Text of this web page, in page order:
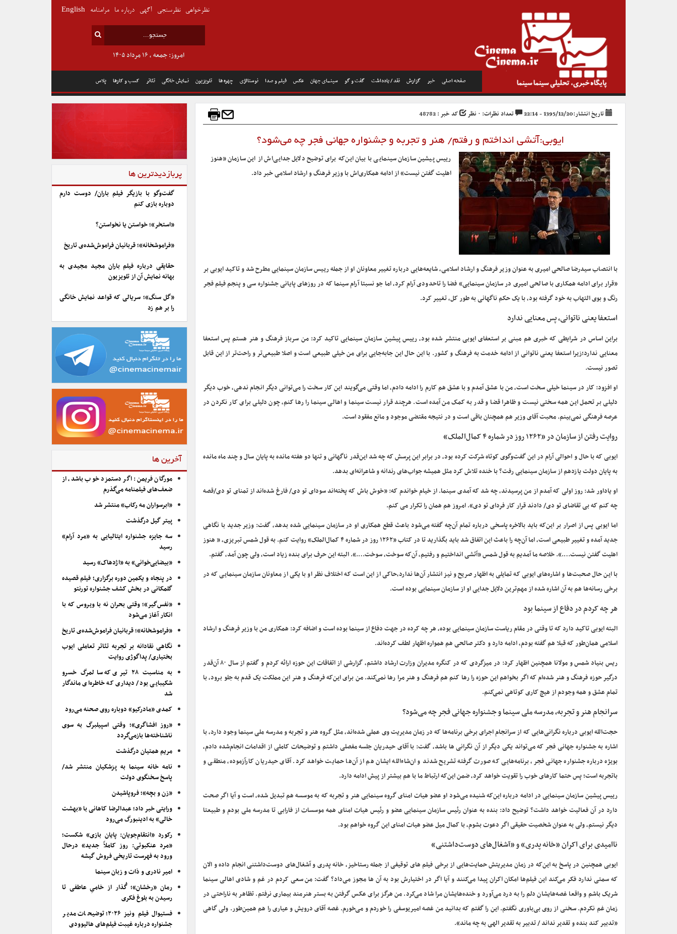
صفحه اصلی خبر گزارش نقد / یادداشت گفت و گو سینمای جهان عکس فیلم و صدا نوستالژی چهره ها تلویزیون نمایش خانگی تئاتر کسب و کارها پلاس
امروز: جمعه , ۱۶ مرداد ۱۴۰۵
نظرخواهی نظرسنجی آگهی درباره ما مرامنامه English
تاریخ انتشار:1395/12/20 - 22:14 تعداد نظرات: ۰ نظر کد خبر : 48782
ایوبی:آتشی انداختم و رفتم/ هنر و تجربه و جشنواره جهانی فجر چه می‌شود؟
رییس پیشین سازمان سینمایی با بیان این‌که برای توضیح دلایل جدایی‌اش از این سازمان «هنوز
اهلیت گفتن نیست» از ادامه همکاری‌اش با وزیر فرهنگ و ارشاد اسلامی خبر داد.
با انتصاب سیدرضا صالحی امیری به عنوان وزیر فرهنگ و ارشاد اسلامی، شایعه‌هایی درباره تغییر معاونان او از جمله رییس سازمان سینمایی مطرح شد و تاکید ایوبی بر
«قرار برای ادامه همکاری با صالحی امیری در سازمان سینمایی» فضا را تاحدودی آرام کرد، اما جو نسبتا آرام سینما که در روزهای پایانی جشنواره سی و پنجم فیلم فجر
رنگ و بوی التهاب به خود گرفته بود، با یک حکم ناگهانی به طور کل، تغییر کرد.
استعفا یعنی ناتوانی، پس معنایی ندارد
براین اساس در شرایطی که خبری هم مبنی بر استعفای ایوبی منتشر شده بود، رییس پیشین سازمان سینماییتاکید کرد: من سرباز فرهنگ و هنر هستم پس استعفا
معنایی ندارد؛زیرا استعفا یعنی ناتوانی از ادامه خدمت به فرهنگ و کشور. با این حال این جابه‌جایی برای من خیلی طبیعی است و اصلا طبیعی‌تر و راحت‌تر از این قابل
تصور نیست.
او افزود: کار در سینما خیلی سخت است، من با عشق آمدم و با عشق هم کارم را ادامه دادم، اما وقتی می‌گویند این کار سخت را می‌توانی دیگر انجام ندهی، خوب دیگر
دلیلی بر تحمل این همه سختی نیست و ظاهرا قضا و قدر به کمک من آمده است. هرچند قرار نیست سینما و اهالی سینما را رها کنم، چون دلیلی برای کار نکردن در
عرصه فرهنگی نمی‌بینم. محبت آقای وزیر هم همچنان باقی است و در نتیجه مقتضی موجود و مانع مفقود است.
روایت رفتن از سازمان در «۱۲۶۲ روز در شماره ۴ کمال‌الملک»
ایوبی که با حال و احوالی آرام در این گفت‌وگوی کوتاه شرکت کرده بود، در برابر این پرسش که چه شد این‌قدر ناگهانی و تنها دو هفته مانده به پایان سال و چند ماه مانده
به پایان دولت یازدهم از سازمان سینمایی رفت؟ با خنده تلاش کرد مثل همیشه جواب‌های رندانه و شاعرانه‌ای بدهد.
او یاداور شد: روز اولی که آمدم از من پرسیدند، چه شد که آمدی سینما. از خیام خواندم که: «خوش باش که پخته‌اند سودای تو دی/ فارغ شده‌اند از تمنای تو دی/قصه
چه کنم که بی تقاضای تو دی/ دادند قرار کار فردای تو دی». امروز هم همان را تکرار می کنم.
اما ایوبی پس از اصرار بر این‌که باید بالاخره پاسخی درباره تمام آن‌چه گفته می‌شود باعث قطع همکاری او در سازمان سینمایی شده بدهد، گفت: وزیر جدید با نگاهی
جدید آمده و تغییر طبیعی است، اما آن‌چه را باعث این اتفاق شد باید بگذارید تا در کتاب «۱۲۶۲ روز در شماره ۴ کمال‌الملک» روایت کنم. به قول شمس تبریزی، « هنوز
اهلیت گفتن نیست….». خلاصه ما آمدیم به قول شمس «آتشی انداختیم و رفتیم، آن‌که سوخت، سوخت….». البته این حرف برای بنده زیاد است، ولی چون آمد، گفتم.
با این حال صحبت‌ها و اشاره‌های ایوبی که تمایلی به اظهار صریح و نیز انتشار آن‌ها ندارد،حاکی از این است که اختلاف نظر او با یکی از معاونان سازمان سینمایی که در
برخی رسانه‌ها هم به آن اشاره شده از مهم‌ترین دلایل جدایی او از سازمان سینمایی بوده است.
هر چه کردم در دفاع از سینما بود
البته ایوبی تاکید دارد که تا وقتی در مقام ریاست سازمان سینمایی بوده، هر چه کرده در جهت دفاع از سینما بوده است و اضافه کرد: همکاری من با وزیر فرهنگ و ارشاد
اسلامی همان‌طور که قبلا هم گفته بودم، ادامه دارد و دکتر صالحی هم همواره اظهار لطف کرده‌اند.
ریس بنیاد شمس و مولانا همچنین اظهار کرد: در میزگردی که در کنگره مدیران وزارت ارشاد داشتم، گزارشی از اتفاقات این حوزه ارائه کردم و گفتم از سال ۸۰ آن‌قدر
درگیر حوزه فرهنگ و هنر شده‌ام که اگر بخواهم این حوزه را رها کنم هم فرهنگ و هنر مرا رها نمی‌کند. من برای این‌که فرهنگ و هنر این مملکت یک قدم به جلو برود، با
تمام عشق و همه وجودم از هیچ کاری کوتاهی نمی‌کنم.
سرانجام هنر و تجربه، مدرسه ملی سینما و جشنواره جهانی فجر چه می‌شود؟
حجت‌الله ایوبی درباره نگرانی‌هایی که از سرانجام اجرای برخی برنامه‌ها که در زمان مدیریت وی عملی شده‌اند، مثل گروه هنر و تجربه و مدرسه ملی سینما وجود دارد، با
اشاره به جشنواره جهانی فجر که می‌تواند یکی دیگر از آن نگرانی ها باشد، گفت: با آقای حیدریان جلسه مفصلی داشتم و توضیحات کاملی از اقدامات انجام‌شده دادم،
بویژه درباره جشنواره جهانی فجر، برنامه‌هایی که صورت گرفته تشریح شدند و ان‌شاءالله ایشان هم از آن‌ها حمایت خواهد کرد. آقای حیدریان کارآزموده، منطقی و
باتجربه است؛ پس حتما کارهای خوب را تقویت خواهد کرد، ضمن این‌که ارتباط ما با هم بیشتر از پیش ادامه دارد.
رییس پیشین سازمان سینمایی در ادامه درباره این‌که شنیده می‌شود او عضو هیات امنای گروه سینمایی هنر و تجربه که به موسسه هم تبدیل شده، است و آیا اگر صحت
دارد در آن فعالیت خواهد داشت؟ توضیح داد: بنده به عنوان رئیس سازمان سینمایی عضو و رئیس هیات امنای همه موسسات از فارابی تا مدرسه ملی بودم و طبیعتا
دیگر نیستم، ولی به عنوان شخصیت حقیقی اگر دعوت بشوم، با کمال میل عضو هیات امنای این گروه خواهم بود.
ناامیدی برای اکران «خانه پدری» و «آشغال‌های دوست‌داشتنی»
ایوبی همچنین در پاسخ به این‌که در زمان مدیریتش حمایت‌هایی از برخی فیلم های توقیفی از جمله رستاخیز، خانه پدری و آشغال‌های دوست‌داشتنی انجام داده و الان
که سمتی ندارد فکر می‌کند این فیلم‌ها امکان اکران پیدا می‌کنند و آیا اگر در اختیارش بود به آن ها مجوز می‌داد؟ گفت: من سعی کردم در غم و شادی اهالی سینما
شریک باشم و واقعا غصه‌هایشان دلم را به درد می‌آورد و خنده‌هایشان مرا شاد می‌کرد. من هرگز برای عکس گرفتن به بستر هنرمند بیماری نرفتم. تظاهر به ناراحتی در
زمان غم نکردم. سخنی از روی بی‌باوری نگفتم. این را گفتم که بدانید من غصه امیریوسفی را خوردم و می‌خورم. غصه آقای درویش و عیاری را هم همین‌طور. ولی گاهی
«تدبیر کند بنده و تقدیر نداند / تدبیر به تقدیر الهی به چه ماند».
پربازدیدترین ها
گفت‌وگو با بازیگر فیلم باران/ دوست دارم
دوباره بازی کنم
«استخر»؛ خواستن یا نخواستن؟
«فراموشخانه»؛ قربانیان فراموش‌شده‌ی تاریخ
حقایقی درباره فیلم باران مجید مجیدی به
بهانه نمایش آن از تلویزیون
«گل سنگ»؛ سریالی که قواعد نمایش خانگی
را بر هم زد
آخرین ها
مورگان فریمن: اگر دستمزد خوب باشد، از
ضعف‌های فیلمنامه می‌گذرم
«ابرسواران مه رکاب» منتشر شد
پیتر گیل درگذشت
سه جایزه جشنواره ایتالیایی به «مرد آرام»
رسید
«بیضایی‌خوانی» به «اژدهاک» رسید
در پنجاه و یکمین دوره برگزاری؛ فیلم قصیده
گلمکانی در بخش کشف جشنواره تورنتو
«نفس‌گیر»؛ وقتی بحران نه با ویروس که با
انکار آغاز می‌شود
«فراموشخانه»؛ قربانیان فراموش‌شده‌ی تاریخ
نگاهی نقادانه بر تجربه تئاتر تعاملی ایوب
بختیاری/ پداگوژی روایت
به مناسبت ۲۸ تیری که سالمرگ خسرو
شکیبایی بود/ دیداری که خاطره‌ای ماندگار
شد
کمدی «مادرکیو» دوباره روی صحنه می‌رود
«روز افشاگری»؛ وقتی اسپیلبرگ به سوی
ناشناخته‌ها بازمی‌گردد
مریم همتیان درگذشت
نامه خانه سینما به پزشکیان منتشر شد/
پاسخ سخنگوی دولت
«زن و بچه»؛ فروپاشیدن
ورایتی خبر داد؛ عبدالرضا کاهانی با «بهشت
خالی» به ادینبورگ می‌رود
رکورد «انتقام‌جویان: پایان بازی» شکست؛
«مرد عنکبوتی: روز کاملاً جدید» درحال
ورود به فهرست تاریخی فروش گیشه
امیر نادری و ذات و زبان سینما
رمان «رخشان»؛ گُذار از خامیِ عاطفی تا
رسیدن به بلوغ فکری
فستیوال فیلم ونیز ۲۰۲۶؛ توضیحات مدیر
جشنواره درباره غیبت فیلم‌های هالیوودی